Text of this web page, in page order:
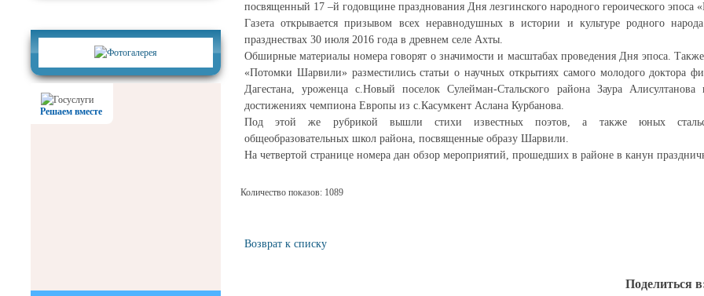
Решаем вместе
посвященный 17 –й годовщине празднования Дня лезгинского народного героического эпоса
Газета открывается призывом всех неравнодушных в истории и культуре родного
празднествах 30 июля 2016 года в древнем селе Ахты.
Обширные материалы номера говорят о значимости и масштабах проведения Дня эпоса.
«Потомки Шарвили» разместились статьи о научных открытиях самого молодого доктора
Дагестана, уроженца с.Новый поселок Сулейман-Стальского района Заура
достижениях чемпиона Европы из с.Касумкент Аслана Курбанова.
Под этой же рубрикой вышли стихи известных поэтов, а также юных
общеобразовательных школ района, посвященные образу Шарвили.
На четвертой странице номера дан обзор мероприятий, прошедших в районе в канун
Количество показов: 1089
Возврат к списку
Поделиться